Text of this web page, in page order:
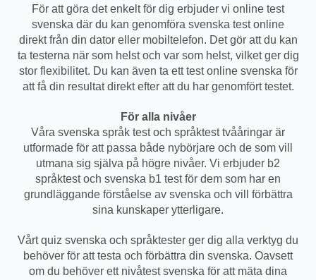
För att göra det enkelt för dig erbjuder vi online test
svenska där du kan genomföra svenska test online
direkt från din dator eller mobiltelefon. Det gör att du kan
ta testerna när som helst och var som helst, vilket ger dig
stor flexibilitet. Du kan även ta ett test online svenska för
att få din resultat direkt efter att du har genomfört testet.
För alla nivåer
Våra svenska språk test och språktest tvååringar är
utformade för att passa både nybörjare och de som vill
utmana sig själva på högre nivåer. Vi erbjuder b2
språktest och svenska b1 test för dem som har en
grundläggande förståelse av svenska och vill förbättra
sina kunskaper ytterligare.
Vårt quiz svenska och språktester ger dig alla verktyg du
behöver för att testa och förbättra din svenska. Oavsett
om du behöver ett nivåtest svenska för att mäta dina